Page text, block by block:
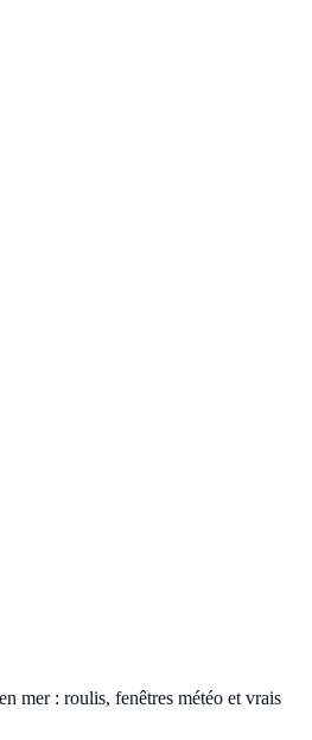
mer : roulis, fenêtres météo et vrais